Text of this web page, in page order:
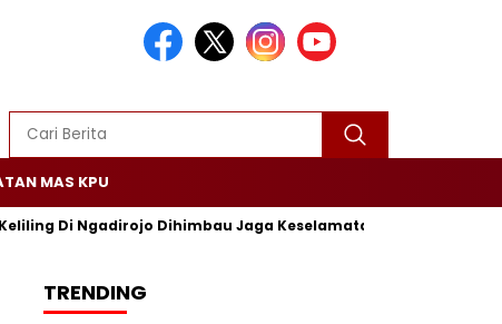
MAS KPU
Di Ngadirojo Dihimbau Jaga Keselamatan dan Ketertiban
TRENDING